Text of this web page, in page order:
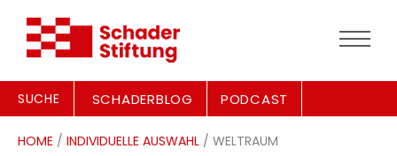
SUCHE SCHADERBLOG PODCAST
HOME / INDIVIDUELLE AUSWAHL / WELTRAUM